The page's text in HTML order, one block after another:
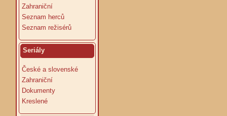
Zahraniční
Seznam herců
Seznam režisérů
Seriály
České a slovenské
Zahraniční
Dokumenty
Kreslené